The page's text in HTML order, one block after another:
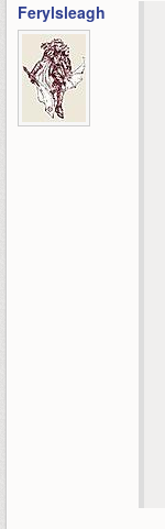
Ferylsleagh